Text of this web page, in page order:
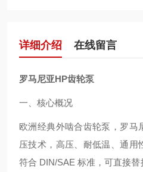
详细介绍 在线留言
罗马尼亚HP齿轮泵
一、核心概况
欧洲经典外啮合齿轮泵，罗马
压技术，高压、耐低温、通用
符合 DIN/SAE 标准，可直接